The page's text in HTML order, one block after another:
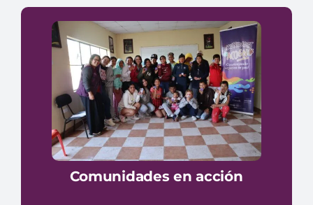
Comunidades en acción